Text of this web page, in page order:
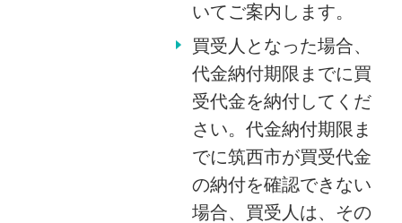
いてご案内します。
買受人となった場合、
代金納付期限までに買
受代金を納付してくだ
さい。代金納付期限ま
でに筑西市が買受代金
の納付を確認できない
場合、買受人は、その